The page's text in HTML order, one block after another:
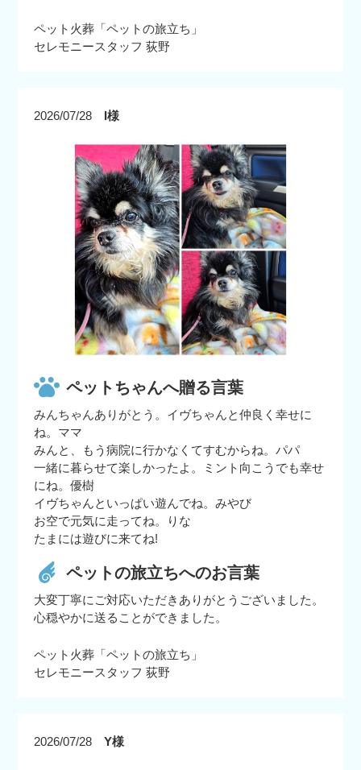
ペット火葬「ペットの旅立ち」
セレモニースタッフ 荻野
2026/07/28 I様
ペットちゃんへ贈る言葉
みんちゃんありがとう。イヴちゃんと仲良く幸せに
ね。ママ
みんと、もう病院に行かなくてすむからね。パパ
一緒に暮らせて楽しかったよ。ミント向こうでも幸せ
にね。優樹
イヴちゃんといっぱい遊んでね。みやび
お空で元気に走ってね。りな
たまには遊びに来てね!
ペットの旅立ちへのお言葉
大変丁寧にご対応いただきありがとうございました。
心穏やかに送ることができました。
ペット火葬「ペットの旅立ち」
セレモニースタッフ 荻野
2026/07/28 Y様